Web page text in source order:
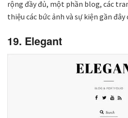
rộng đầy đủ, một phần blog, các
thiệu các bức ảnh và sự kiện gần đây
19. Elegant